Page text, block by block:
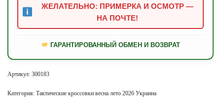
ЖЕЛАТЕЛЬНО: ПРИМЕРКА И ОСМОТР —
НА ПОЧТЕ!
ГАРАНТИРОВАННЫЙ ОБМЕН И ВОЗВРАТ
Артикул: 300183
Категория: Тактические кроссовки весна лето 2026 Украина